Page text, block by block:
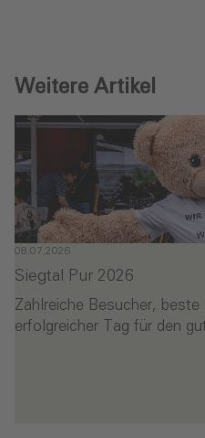
Weitere Artikel
08.07.2026
Siegtal Pur 2026
Zahlreiche Besucher,
erfolgreicher Tag für den